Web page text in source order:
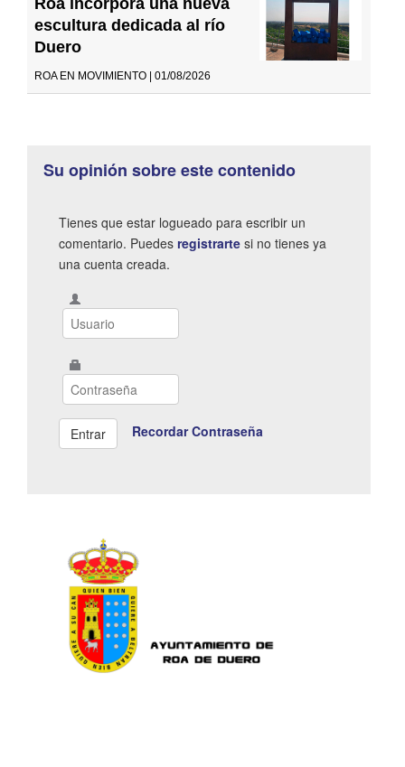
escultura dedicada al río
Duero
ROA EN MOVIMIENTO | 01/08/2026
Su opinión sobre este contenido
Tienes que estar logueado para escribir un
comentario. Puedes registrarte si no tienes ya
una cuenta creada.
Recordar Contraseña